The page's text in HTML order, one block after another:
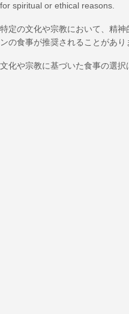
for spiritual or ethical reasons.
特定の文化や宗教において、精
ンの食事が推奨されることがあり
文化や宗教に基づいた食事の選択